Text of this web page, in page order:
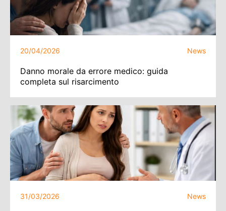
20/04/2026 News
Danno morale da errore medico: guida
completa sul risarcimento
31/03/2026 News